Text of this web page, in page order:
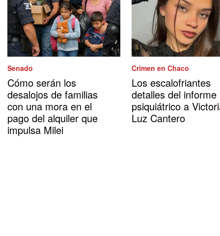
Senado
Cómo serán los
desalojos de familias
con una mora en el
pago del alquiler que
impulsa Milei
Crimen en Chaco
Los escalofriantes
detalles del informe
psiquiátrico a
Luz Cantero